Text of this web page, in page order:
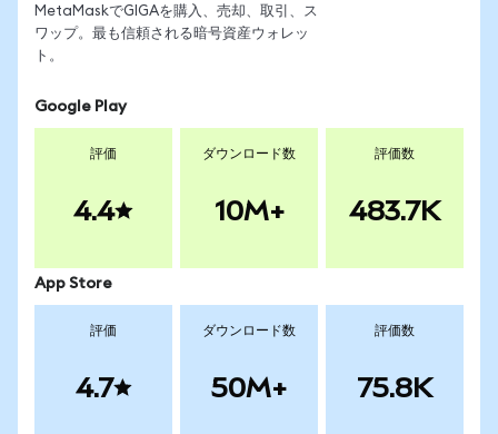
MetaMaskでGIGAを購入、売却、取引、ス
ワップ。最も信頼される暗号資産ウォレッ
ト。
Google Play
評価
4.4
ダウンロード数
10M+
評価数
483.7K
App Store
評価
4.7
ダウンロード数
50M+
評価数
75.8K